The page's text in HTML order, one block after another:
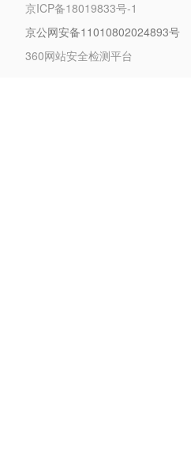
京ICP备18019833号-1
京公网安备11010802024893号
360网站安全检测平台